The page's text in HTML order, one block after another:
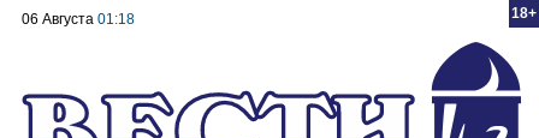
18+
06 Августа 01:18